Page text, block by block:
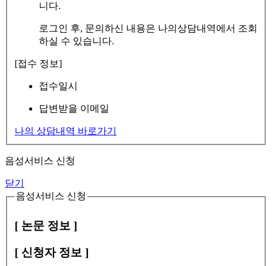
니다.
로그인 후, 문의하신 내용은 나의상담내역에서 조회
하실 수 있습니다.
[접수 정보]
접수일시
답변받을 이메일
나의 상담내역 바로가기
음성서비스 신청
닫기
음성서비스 신청
[ 논문 정보 ]
[ 신청자 정보 ]